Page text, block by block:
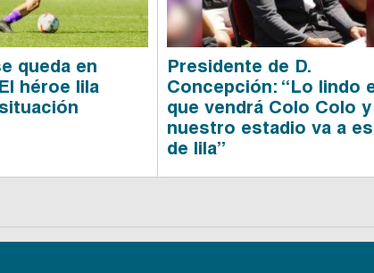
queda en
héroe lila
Presidente de D.
Concepción: “Lo lindo
que vendrá Colo Colo y
nuestro estadio va a
de lila”